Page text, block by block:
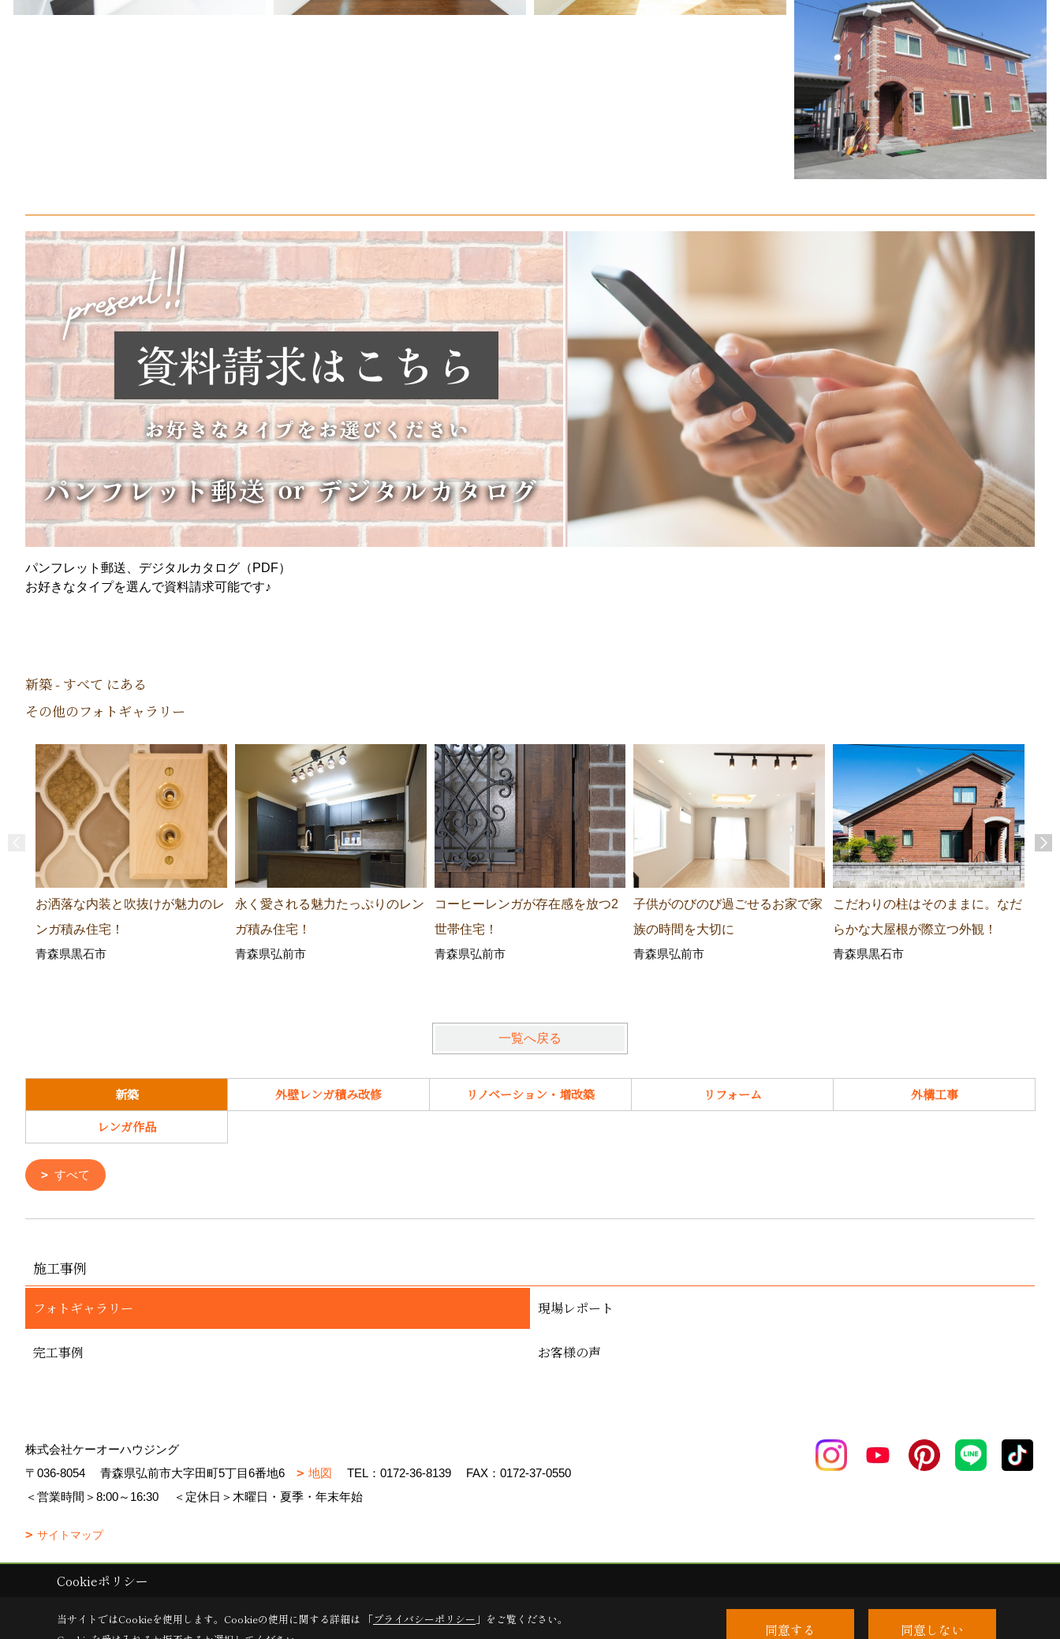
パンフレット郵送、デジタルカタログ（PDF）
お好きなタイプを選んで資料請求可能です♪
新築 - すべて にある
その他のフォトギャラリー
お洒落な内装と吹抜けが魅力のレ
ンガ積み住宅！
青森県黒石市
永く愛される魅力たっぷりのレン
ガ積み住宅！
青森県弘前市
コーヒーレンガが存在感を放つ2
世帯住宅！
青森県弘前市
子供がのびのび過ごせるお家で家
族の時間を大切に
青森県弘前市
こだわりの柱はそのままに。なだ
らかな大屋根が際立つ外観！
青森県黒石市
一覧へ戻る
新築 外壁レンガ積み改修 リノベーション・増改築 リフォーム
外構工事
レンガ作品
すべて
施工事例
フォトギャラリー 現場レポート
完工事例 お客様の声
株式会社ケーオーハウジング
〒036-8054
青森県弘前市大字田町5丁目6番地6 地図 TEL： 0172-36-8139
FAX：0172-37-0550
＜営業時間＞8:00～16:30
＜定休日＞木曜日・夏季・年末年始
サイトマップ
Copyright (c) 株式会社ケーオーハウジング. All Rights Reserved.
Cookieポリシー
当サイトではCookieを使用します。 Cookieの使用に関する詳細は 「プライバシーポリシー 」をご覧ください。
同意する 同意しない